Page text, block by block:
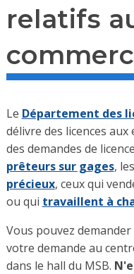
relatifs
Le Département des
délivre des licences
des demandes de
prêteurs sur gages, les
précieux, ceux qui
ou qui travaillent à
Vous pouvez
votre demande au
dans le hall du MSB.